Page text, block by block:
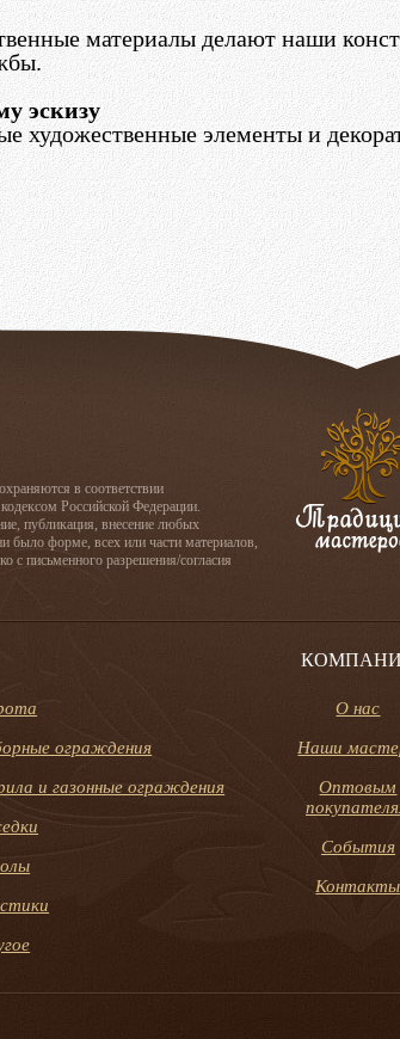
материалы делают наши
эскизу
художественные элементы и
в соответствии
Российской Федерации.
публикация, внесение любых
было форме, всех или части материалов,
с письменного разрешения/согласия
ограждения
и газонные ограждения
О нас
Наши
Оптовым
События
Контакты